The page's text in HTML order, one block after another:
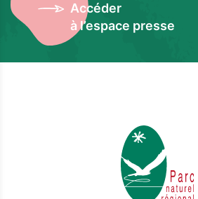
Accéder
à l’espace presse